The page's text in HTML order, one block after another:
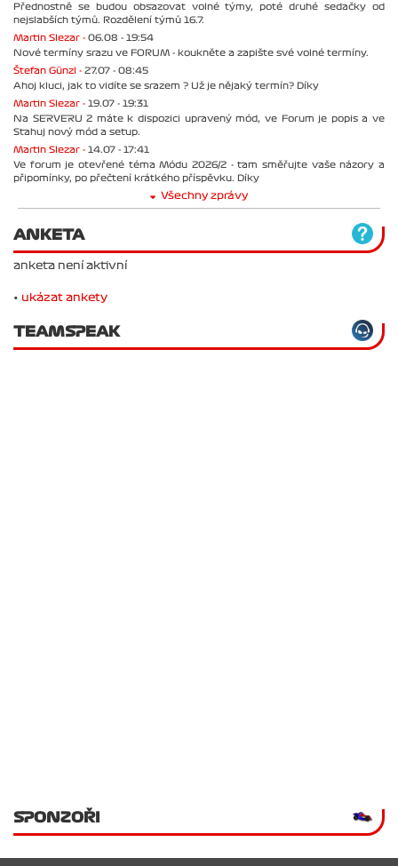
Přednostně se budou obsazovat volné týmy, poté druhé sedačky od
nejslabších týmů. Rozdělení týmů 16.7.
Martin Slezar - 06.08 - 19:54
Nové termíny srazu ve FORUM - koukněte a zapište své volné termíny.
Štefan Günzl - 27.07 - 08:45
Ahoj kluci, jak to vidíte se srazem ? Už je nějaký termín? Díky
Martin Slezar - 19.07 - 19:31
Na SERVERU 2 máte k dispozici upravený mód, ve Forum je popis a ve
Stahuj nový mód a setup.
Martin Slezar - 14.07 - 17:41
Ve forum je otevřené téma Módu 2026/2 - tam směřujte vaše názory a
připomínky, po přečtení krátkého příspěvku. Díky
Všechny zprávy
ANKETA
anketa není aktivní
• ukázat ankety
TEAMSPEAK
SPONZOŘI